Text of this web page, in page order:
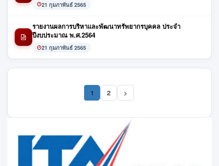
21 กุมภาพันธ์ 2565
รายงานผลการบริหาและพัฒนาทรัพยากรบุคคล ประจำ
ปีงบประมาณ พ.ศ.2564
21 กุมภาพันธ์ 2565
1 (current)
2 >